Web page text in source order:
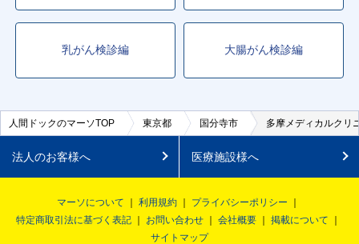
乳がん検診編 大腸がん検診編
人間ドックのマーソTOP 東京都 国分寺市 多摩メディカルクリ
法人のお客様へ 医療施設様へ
マーソについて 利用規約
プライバシーポリシー
特定商取引法に基づく表記
お問い合わせ 会社概要
掲載について
サイトマップ